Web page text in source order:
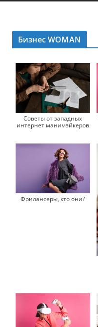
Бизнес WOMAN
Советы от западных
интернет манимэйкеров
Фрилансеры, кто они?